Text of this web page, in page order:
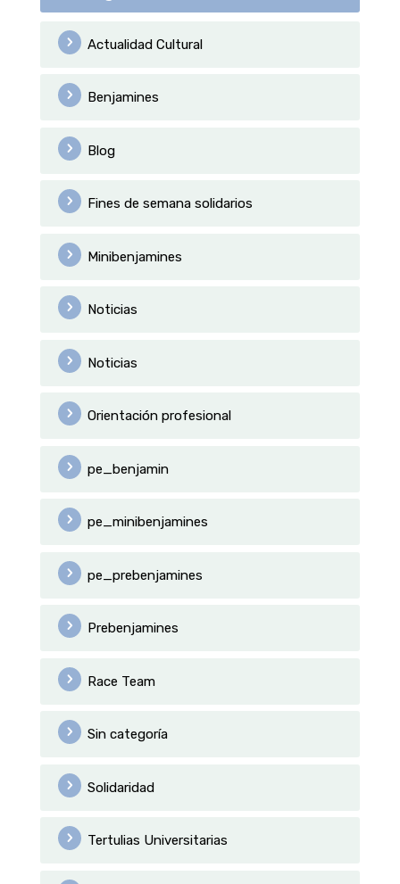
Actualidad Cultural
Benjamines
Blog
Fines de semana solidarios
Minibenjamines
Noticias
Noticias
Orientación profesional
pe_benjamin
pe_minibenjamines
pe_prebenjamines
Prebenjamines
Race Team
Sin categoría
Solidaridad
Tertulias Universitarias